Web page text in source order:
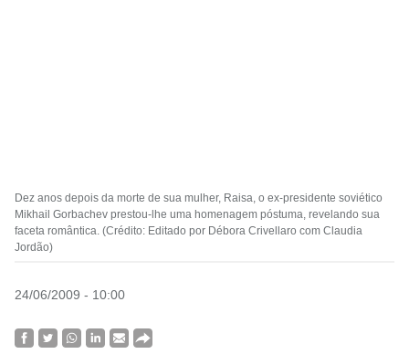
Dez anos depois da morte de sua mulher, Raisa, o ex-presidente soviético
Mikhail Gorbachev prestou-lhe uma homenagem póstuma, revelando sua
faceta romântica. (Crédito: Editado por Débora Crivellaro com Claudia
Jordão)
24/06/2009 - 10:00